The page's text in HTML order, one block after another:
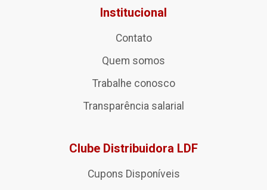
Institucional
Contato
Quem somos
Trabalhe conosco
Transparência salarial
Clube Distribuidora LDF
Cupons Disponíveis